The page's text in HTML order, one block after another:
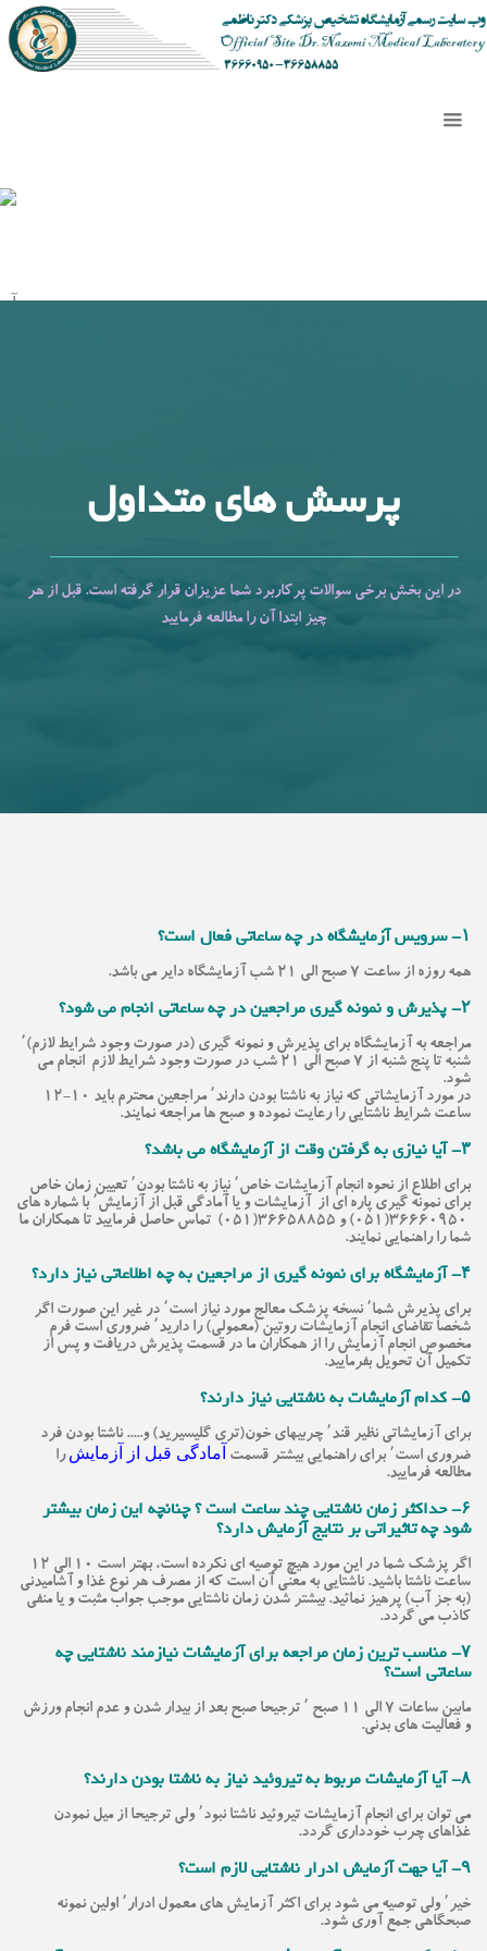
پرسش های متداول
در این بخش برخی سوالات پرکاربرد شما عزیزان قرار گرفته است. قبل از هر
چیز ابتدا آن را مطالعه فرمایید
۱- سرویس آزمایشگاه در چه ساعاتی فعال است؟
همه روزه از ساعت ۷ صبح الی ۲۱ شب آزمایشگاه دایر می باشد.
۲- پذیرش و نمونه گیری مراجعین در چه ساعاتی انجام می شود؟
شنبه تا پنج شنبه از ۷ صبح الی ۲۱ شب در صورت وجود شرایط لازم انجام می
شود.
در مورد آزمایشاتی که نیاز به ناشتا بودن دارند٬ مراجعین محترم باید ۱۰-۱۲
ساعت شرایط ناشتایی را رعایت نموده و صبح ها مراجعه نمایند.
۳- آیا نیازی به گرفتن وقت از آزمایشگاه می باشد؟
برای اطلاع از نحوه انجام آزمایشات خاص٬ نیاز به ناشتا بودن٬ تعیین زمان خاص
برای نمونه گیری پاره ای از آزمایشات و یا آمادگی قبل از آزمایش٬ با شماره های
۳۶۶۶۰۹۵۰(۰۵۱) و ۳۶۶۵۸۸۵۵(۰۵۱) تماس حاصل فرمایید تا همکاران ما
شما را راهنمایی نمایند.
۴- آزمایشگاه برای نمونه گیری از مراجعین به چه اطلاعاتی نیاز دارد؟
برای پذیرش شما٬ نسخه پزشک معالج مورد نیاز است٬ در غیر این صورت اگر
شخصا تقاضای انجام آزمایشات روتین (معمولی) را دارید٬ ضروری است فرم
مخصوص انجام آزمایش را از همکاران ما در قسمت پذیرش دریافت و پس از
تکمیل آن تحویل بفرمایید.
۵- کدام آزمایشات به ناشتایی نیاز دارند؟
برای آزمایشاتی نظیر قند٬ چربیهای خون(تری گلیسیرید) و..... ناشتا بودن فرد
ضروری است٬ برای راهنمایی بیشتر قسمت
آمادگی قبل از آزمایشرا
مطالعه فرمایید.
۶- حداکثر زمان ناشتایی چند ساعت است ؟ چنانچه این زمان بیشتر
شود چه تاثیراتی بر نتایج آزمایش دارد؟
اگر پزشک شما در این مورد هیچ توصیه ای نکرده است، بهتر است ۱۰ الی ۱۲
ساعت ناشتا باشید. ناشتایی به معنی آن است که از مصرف هر نوع غذا و آشامیدنی
(به جز آب) پرهیز نمائید. بیشتر شدن زمان ناشتایی موجب جواب مثبت و یا منفی
کاذب می گردد.
۷- مناسب ترین زمان مراجعه برای آزمایشات نیازمند ناشتایی چه
ساعاتی است؟
مابین ساعات ۷ الی ۱۱ صبح ٬ ترجیحا صبح بعد از بیدار شدن و عدم انجام ورزش
و فعالیت های بدنی.
۸- آیا آزمایشات مربوط به تیروئید نیاز به ناشتا بودن دارند؟
می توان برای انجام آزمایشات تیروئید ناشتا نبود٬ ولی ترجیحا از میل نمودن
غذاهای چرب خودداری گردد.
۹- آیا جهت آزمایش ادرار ناشتایی لازم است؟
خیر٬ ولی توصیه می شود برای اکثر آزمایش های معمول ادرار٬ اولین نمونه
صبحگاهی جمع آوری شود.